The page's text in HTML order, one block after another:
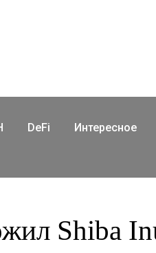
DeFi Интересное
Shiba